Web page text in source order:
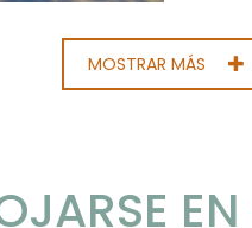
MOSTRAR MÁS